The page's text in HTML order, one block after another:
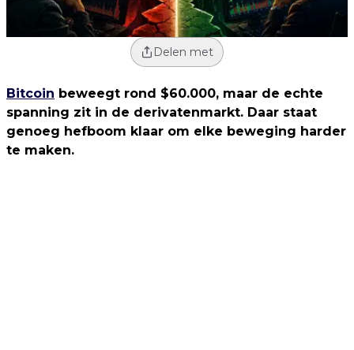
Delen met
Bitcoin beweegt rond $60.000, maar de echte
spanning zit in de derivatenmarkt. Daar staat
genoeg hefboom klaar om elke beweging harder
te maken.